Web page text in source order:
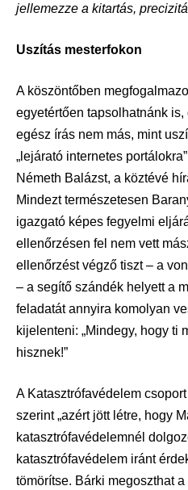
jellemezze a kitartás,
Uszítás mesterfokon
A köszöntőben
egyetértően tapsolhatnánk
egész írás nem más, mint
„lejárató internetes
Németh Balázst, a köztévé
Mindezt természetesen
igazgató képes fegyelmi
ellenőrzésen fel nem vett
ellenőrzést végző tiszt – a
– a segítő szándék helyett a
feladatát annyira komolyan
kijelenteni: „Mindegy, hogy ti
hisznek!”
A Katasztrófavédelem
szerint „azért jött létre, hogy
katasztrófavédelemnél
katasztrófavédelem iránt
tömörítse. Bárki megoszthat